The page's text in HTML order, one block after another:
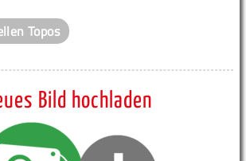
Topos
Bild hochladen